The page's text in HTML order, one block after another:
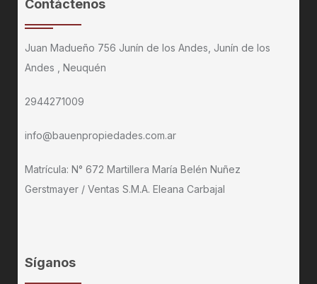
Contáctenos
Juan Madueño 756 Junín de los Andes, Junín de los
Andes , Neuquén
2944271009
info@bauenpropiedades.com.ar
Matrícula: N° 672 Martillera María Belén Nuñez
Gerstmayer / Ventas S.M.A. Eleana Carbajal
Síganos